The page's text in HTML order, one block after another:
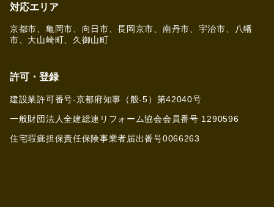
対応エリア
京都市、亀岡市、向日市、長岡京市、南丹市、宇治市、八幡
市、大山崎町、久御山町
許可・登録
建設業許可番号-京都府知事（般-5）第42040号
一般財団法人全建総連リフォーム協会会員番号 1290596
住宅瑕疵担保責任保険事業者届出番号0066263